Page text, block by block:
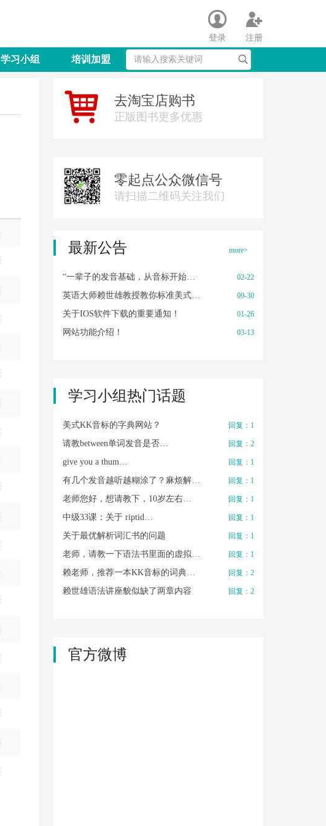
登录 注册
学习小组 培训加盟
去淘宝店购书
正版图书更多优惠
零起点公众微信号
请扫描二维码关注我们
最新公告
“一辈子的发音基础，从音标开始… 02-22
英语大师赖世雄教授教你标准美式… 09-30
关于IOS软件下载的重要通知！ 01-26
网站功能介绍！ 03-13
more>
学习小组热门话题
美式KK音标的字典网站？ 回复：1
请教between单词发音是否… 回复：2
give you a thum… 回复：1
有几个发音越听越糊涂了？麻烦解… 回复：1
老师您好，想请教下，10岁左右… 回复：1
中级33课：关于 riptid… 回复：1
关于最优解析词汇书的问题 回复：1
老师，请教一下语法书里面的虚拟… 回复：1
赖老师，推荐一本KK音标的词典… 回复：2
赖世雄语法讲座貌似缺了两章内容 回复：2
官方微博